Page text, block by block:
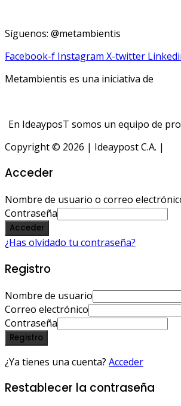
Síguenos: @metambientis
Facebook-f Instagram X-twitter
Metambientis es una iniciativa de
En IdeayposT somos un equipo de
Copyright © 2026 | Ideaypost C.A. |
Acceder
Nombre de usuario o correo
Contraseña
Acceder
¿Has olvidado tu contraseña?
Registro
Nombre de usuario
Correo electrónico
Contraseña
Registro
¿Ya tienes una cuenta? Acceder
Restablecer la contraseña